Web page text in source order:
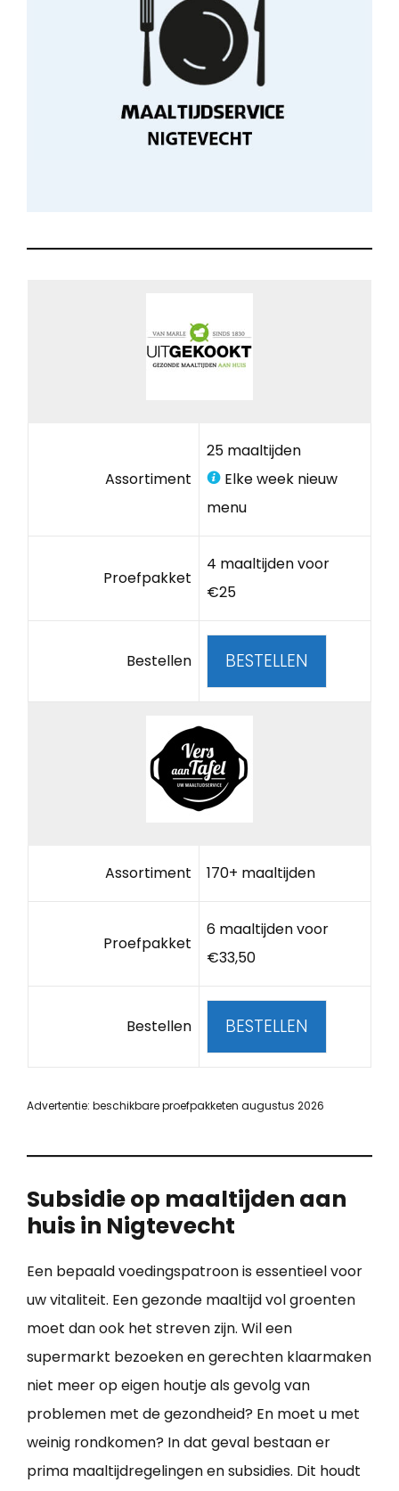
Assortiment
25 maaltijden
Elke week nieuw
menu
Proefpakket
4 maaltijden voor
€25
Bestellen BESTELLEN
Assortiment 170+ maaltijden
Proefpakket
6 maaltijden voor
€33,50
Bestellen BESTELLEN
Advertentie: beschikbare proefpakketen augustus 2026
Subsidie op maaltijden aan
huis in Nigtevecht
Een bepaald voedingspatroon is essentieel voor
uw vitaliteit. Een gezonde maaltijd vol groenten
moet dan ook het streven zijn. Wil een
supermarkt bezoeken en gerechten klaarmaken
niet meer op eigen houtje als gevolg van
problemen met de gezondheid? En moet u met
weinig rondkomen? In dat geval bestaan er
prima maaltijdregelingen en subsidies. Dit houdt